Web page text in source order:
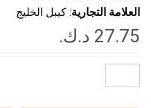
العلامة التجارية: كيبل الخليج